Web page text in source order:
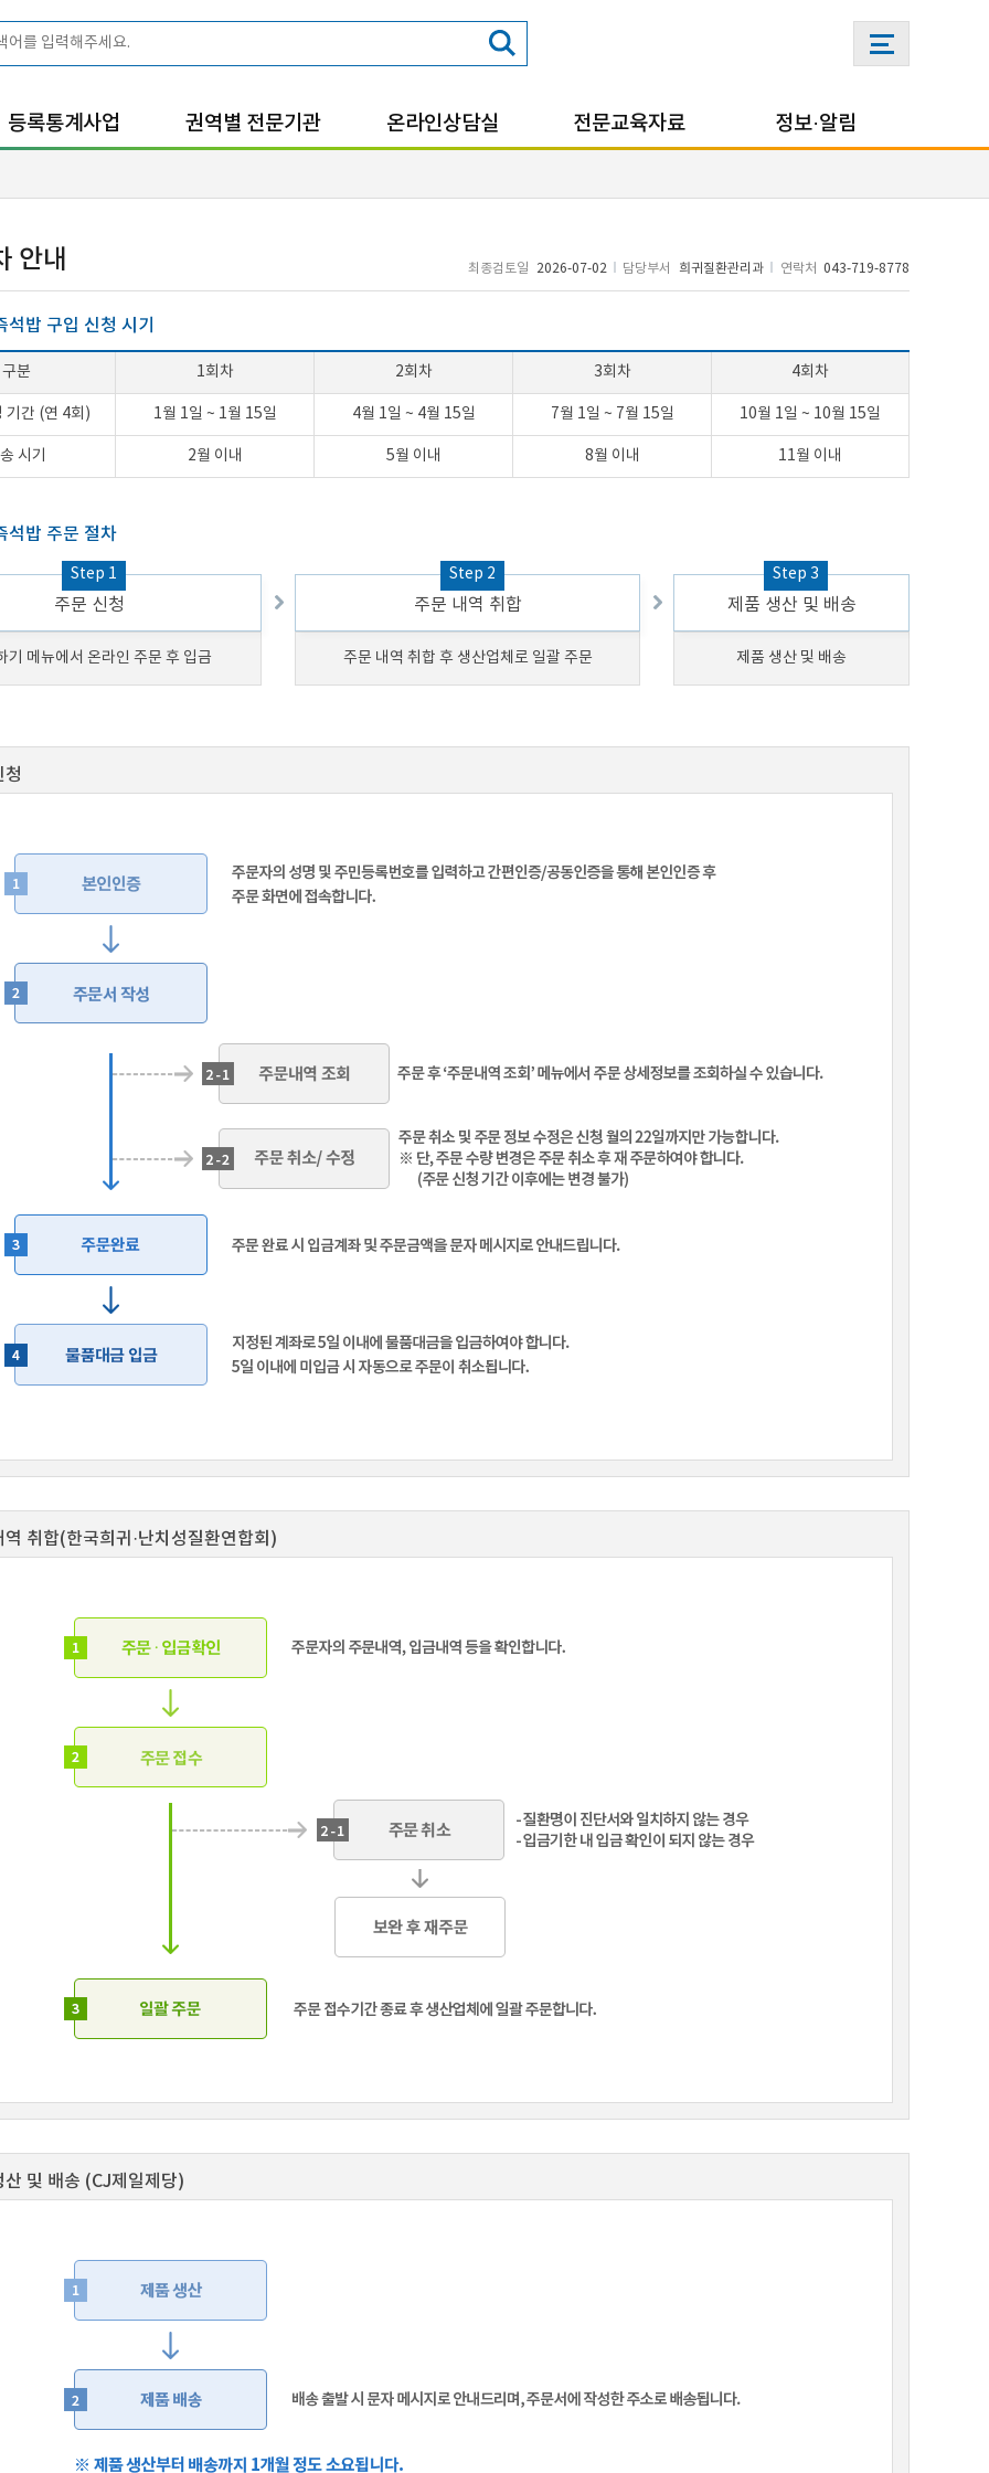
등록통계사업 권역별 전문기관 온라인상담실 전문교육자료 정보·알림
안내 최종검토일 2026-07-02 담당부서 희귀질환관리과 연락처 043-719-8778
석밥 구입 신청 시기
구분 1회차 2회차 3회차 4회차
기간 (연 4회) 1월 1일 ~ 1월 15일 4월 1일 ~ 4월 15일 7월 1일 ~ 7월 15일 10월 1일 ~ 10월 15일
시기 2월 이내 5월 이내 8월 이내 11월 이내
석밥 주문 절차
Step 1
주문 신청
기 메뉴에서 온라인 주문 후 입금
Step 2
주문 내역 취합
주문 내역 취합 후 생산업체로 일괄 주문
Step 3
제품 생산 및 배송
제품 생산 및 배송
청
역 취합(한국희귀·난치성질환연합회)
산 및 배송 (CJ제일제당)